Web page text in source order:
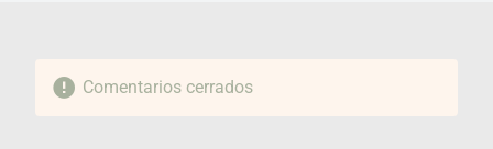
Comentarios cerrados